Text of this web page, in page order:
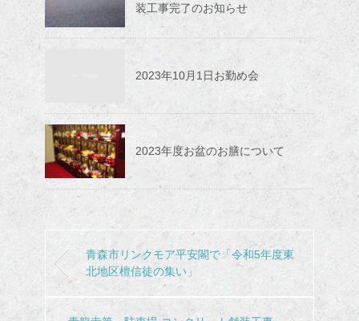
装工事完了のお知らせ
2023年10月1日お勤め会
2023年度お盆のお膳について
青森市リンクモア平安閣で「令和5年度東
北地区檀信徒の集い」